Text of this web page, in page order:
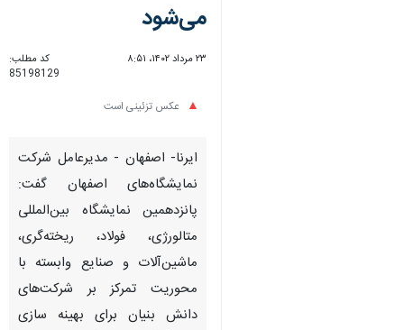
می‌شود
۲۳ مرداد ۱۴۰۲، ۸:۵۱
کد مطلب:
85198129
عکس تزئینی است
ایرنا- اصفهان - مدیرعامل شرکت
نمایشگاه‌های اصفهان گفت:
پانزدهمین نمایشگاه بین‌المللی
متالورژی، فولاد، ریخته‌گری،
ماشین‌آلات و صنایع وابسته با
محوریت تمرکز بر شرکت‌های
دانش بنیان برای بهینه سازی